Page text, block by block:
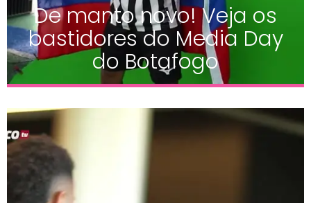
De manto novo! Veja os
bastidores do Media Day
do Botafogo